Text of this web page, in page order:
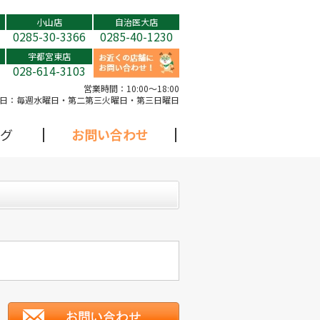
小山店
0285-30-3366
自治医大店
0285-40-1230
宇都宮東店
028-614-3103
営業時間： 10:00～18:00
： 毎週水曜日・第二第三火曜日・第三日曜日
お問い合わせ